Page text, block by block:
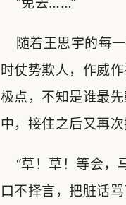
随着王思宇的每一
时仗势欺人，作威
极点，不知是谁最
中，接住之后又再
“草！草！等会，
口不择言，把脏话